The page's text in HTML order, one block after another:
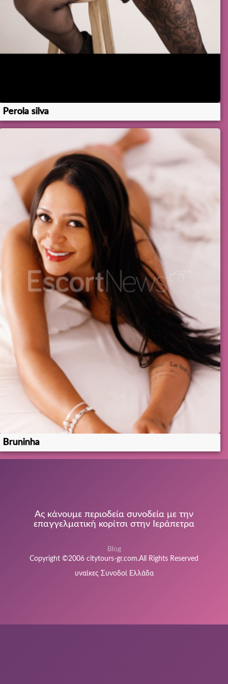
Perola silva
Bruninha
Ας κάνουμε περιοδεία συνοδεία με την
επαγγελματική κορίτσι στην Ιεράπετρα
Blog
Copyright ©2006 citytours-gr.com.All Rights Reserved
υναίκες Συνοδοί Ελλάδα